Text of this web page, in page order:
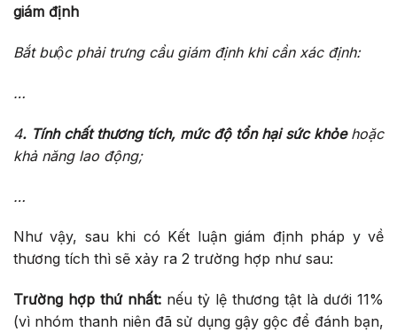
giám định
Bắt buộc phải trưng cầu giám định khi cần xác định:
…
4. Tính chất thương tích, mức độ tổn hại sức khỏe hoặc
khả năng lao động;
…
Như vậy, sau khi có Kết luận giám định pháp y về
thương tích thì sẽ xảy ra 2 trường hợp như sau:
Trường hợp thứ nhất: nếu tỷ lệ thương tật là dưới 11%
(vì nhóm thanh niên đã sử dụng gậy gộc để đánh bạn,